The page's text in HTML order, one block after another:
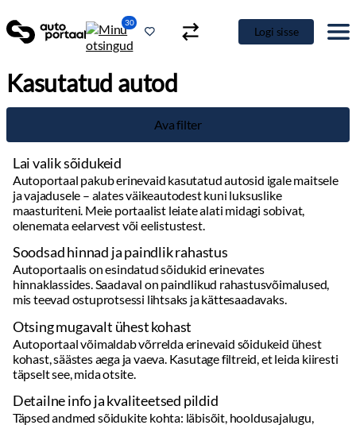
30
Logi sisse
Kasutatud autod
Ava filter
maasturiteni. Meie portaalist leiate alati midagi sobivat,
Soodsad hinnad ja paindlik rahastus
Autoportaalis on esindatud sõidukid erinevates
hinnaklassides. Saadaval on paindlikud rahastusvõimalused,
mis teevad ostuprotsessi lihtsaks ja kättesaadavaks.
Otsing mugavalt ühest kohast
Autoportaal võimaldab võrrelda erinevaid sõidukeid ühest
kohast, säästes aega ja vaeva. Kasutage filtreid, et leida kiiresti
täpselt see, mida otsite.
Detailne info ja kvaliteetsed pildid
Täpsed andmed sõidukite kohta: läbisõit, hooldusajalugu,
varustus ja muud olulised detailid. Kvaliteetsed fotod annavad
hea ülevaate auto seisukorrast.
Garantiilised autod
Autoportaalist leiad laia valiku kasutatud sõidukeid, millest
lisagarantii. Saate olla kindel, et teete teadliku ja usaldusväärse
valiku.